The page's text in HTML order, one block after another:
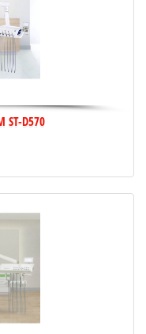
ST-D570